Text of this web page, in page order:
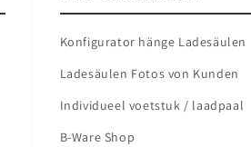
Konfigurator hänge Ladesäulen
Ladesäulen Fotos von Kunden
Individueel voetstuk / laadpaal
B-Ware Shop